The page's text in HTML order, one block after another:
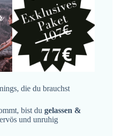
die du brauchst
bist du gelassen &
und unruhig